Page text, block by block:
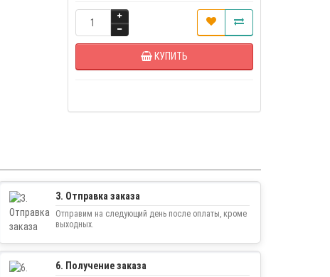
КУПИТЬ
3. Отправка заказа
Отправим на следующий день после оплаты, кроме
выходных.
6. Получение заказа